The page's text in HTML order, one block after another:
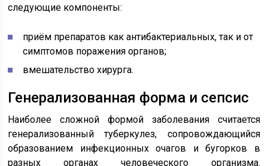
следующие компоненты:
приём препаратов как антибактериальных, так и от
симптомов поражения органов;
вмешательство хирурга.
Генерализованная форма и сепсис
Наиболее сложной формой заболевания считается
генерализованный туберкулез, сопровождающийся
образованием инфекционных очагов и бугорков в
разных органах человеческого организма.